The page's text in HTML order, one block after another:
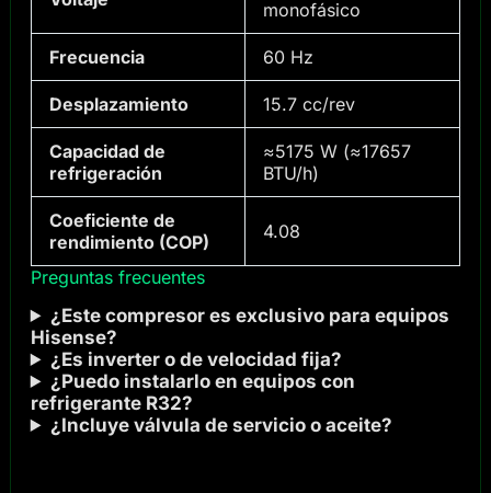
monofásico
Frecuencia 60 Hz
Desplazamiento 15.7 cc/rev
Capacidad de
refrigeración
≈5175 W (≈17657
BTU/h)
Coeficiente de
rendimiento (COP)
4.08
Preguntas frecuentes
¿Este compresor es exclusivo para equipos
Hisense?
¿Es inverter o de velocidad fija?
¿Puedo instalarlo en equipos con
refrigerante R32?
¿Incluye válvula de servicio o aceite?